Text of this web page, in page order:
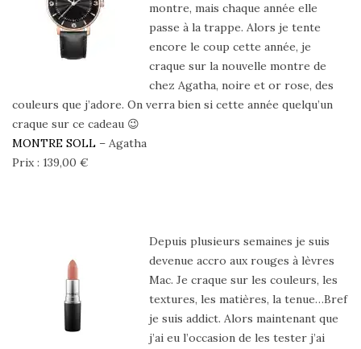
montre, mais chaque année elle
passe à la trappe. Alors je tente
encore le coup cette année, je
craque sur la nouvelle montre de
chez Agatha, noire et or rose, des
couleurs que j’adore. On verra bien si cette année quelqu’un
craque sur ce cadeau 😉
MONTRE SOLL – Agatha
Prix : 139,00 €
Depuis plusieurs semaines je suis
devenue accro aux rouges à lèvres
Mac. Je craque sur les couleurs, les
textures, les matières, la tenue…Bref
je suis addict. Alors maintenant que
j’ai eu l’occasion de les tester j’ai